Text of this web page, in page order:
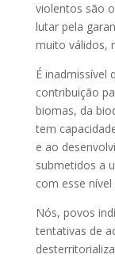
violentos são
lutar pela
muito válidos,
É inadmissível
contribuição
biomas, da
tem
e ao
submetidos a
com esse
Nós, povos
tentativas de